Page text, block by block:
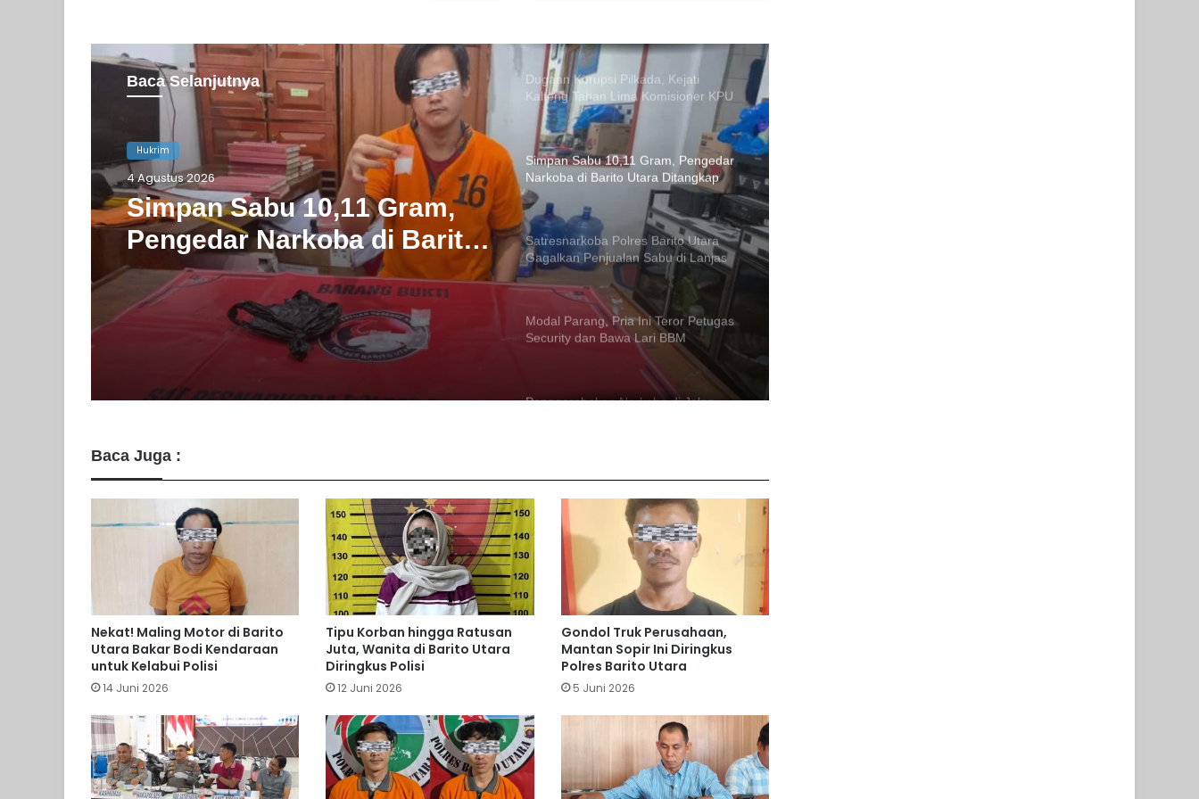
Baca Selanjutnya
4 Agustus 2026
Simpan Sabu 10,11 Gram,
Pengedar Narkoba di Barito
Utara Ditangkap
Hukrim
4 Agustus 2026
Satresnarkoba Polres Barito
Utara Gagalkan Penjualan
Sabu di Lanjas
Dugaan Korupsi Pilkada, Kejati
Simpan Sabu 10,11 Gram, Pengedar
Narkoba di Barito Utara Ditangkap
Satresnarkoba Polres Barito Utara
Gagalkan Penjualan Sabu di Lanjas
Modal Parang, Pria Ini Teror Petugas
Security dan Bawa Lari BBM
Perusahaan
Penggerebekan Narkoba di Jalan
Teratai Muara Teweh: Polisi Amankan
Gorden hingga Bagasi Motor
Polres Barito Utara Gulung 25 Pelaku
Kejahatan 3C, Kasus Curat Paling
Mendominasi
Dua Pria di Barito Utara Dibekuk Polisi
Gegara Edarkan Sabu
Polres Barito Utara Gagalkan
Peredaran Narkoba di Jalan Negara
Km 18, 7 Gram Sabu Disita
Baca Juga :
Nekat! Maling Motor di Barito
Utara Bakar Bodi Kendaraan
untuk Kelabui Polisi
14 Juni 2026
Tipu Korban hingga Ratusan
Juta, Wanita di Barito Utara
Diringkus Polisi
12 Juni 2026
Gondol Truk Perusahaan,
Mantan Sopir Ini Diringkus
Polres Barito Utara
5 Juni 2026